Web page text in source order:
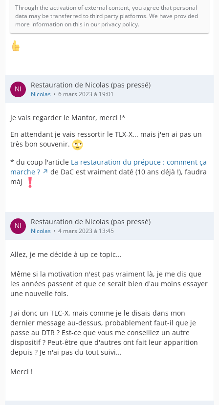
Through the activation of external content, you agree that personal
data may be transferred to third party platforms. We have provided
more information on this in our privacy policy.
Restauration de Nicolas (pas pressé)
Nicolas 6 mars 2023 à 19:01
Je vais regarder le Mantor, merci !*
En attendant je vais ressortir le TLX-X... mais j'en ai pas un
très bon souvenir.
* du coup l'article La restauration du prépuce : comment ça
marche ?
de DaC est vraiment daté (10 ans déjà !), faudra
màj
Restauration de Nicolas (pas pressé)
Nicolas 4 mars 2023 à 13:45
Allez, je me décide à up ce topic...
Même si la motivation n'est pas vraiment là, je me dis que
les années passent et que ce serait bien d'au moins essayer
une nouvelle fois.
J'ai donc un TLC-X, mais comme je le disais dans mon
dernier message au-dessus, probablement faut-il que je
passe au DTR ? Est-ce que vous me conseillez un autre
dispositif ? Peut-être que d'autres ont fait leur apparition
depuis ? Je n'ai pas du tout suivi...
Merci !